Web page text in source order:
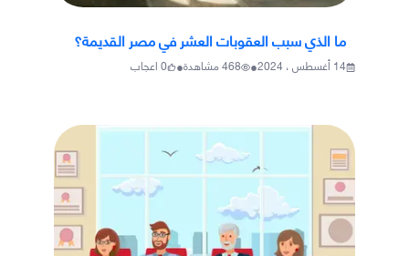
ما الذي سبب العقوبات العشر في مصر القديمة؟
14 أغسطس ، 2024 •
468مشاهدة•
0اعجاب